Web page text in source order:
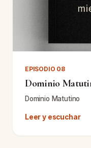
EPISODIO 08
Dominio
Dominio Matutino
Leer y escuchar